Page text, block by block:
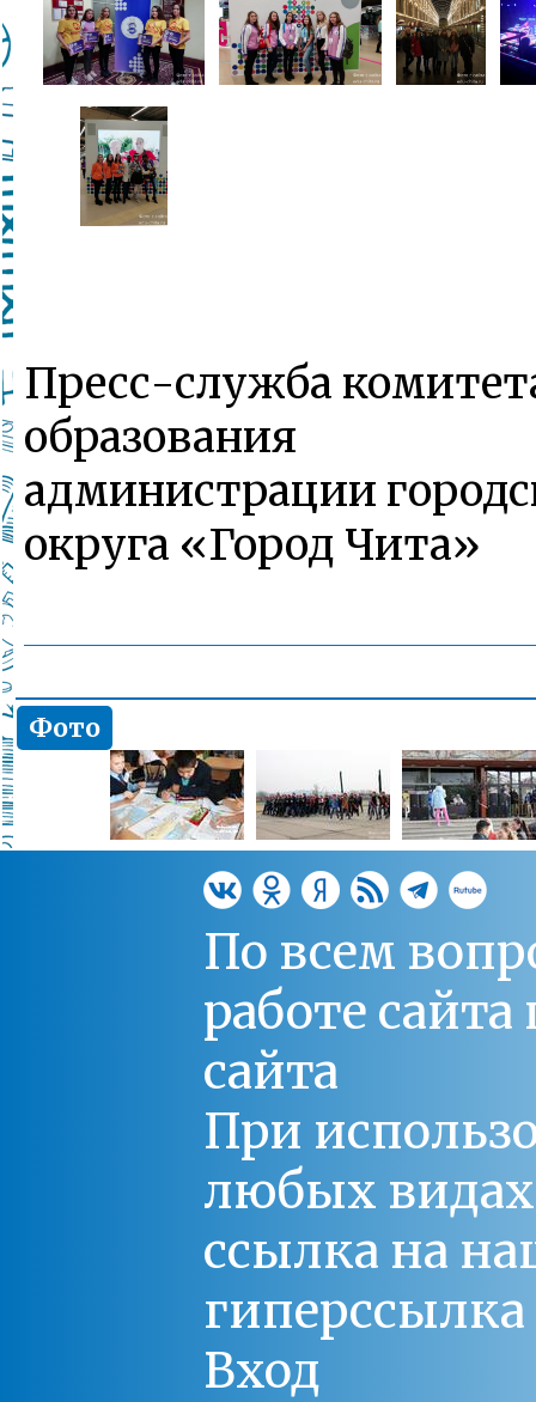
Пресс-служба
образования
администрации
округа «Город Чита»
Фото
По всем
работе
сайта
При
любых
ссылка на
Вход